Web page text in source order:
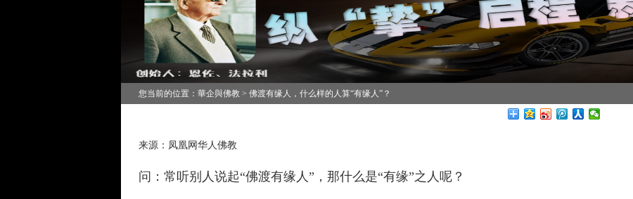
您当前的位置：華企與佛教 > 佛渡有缘人，什么样的人算“有缘人”？
来源：凤凰网华人佛教
问：常听别人说起“佛渡有缘人”，那什么是“有缘”之人呢？